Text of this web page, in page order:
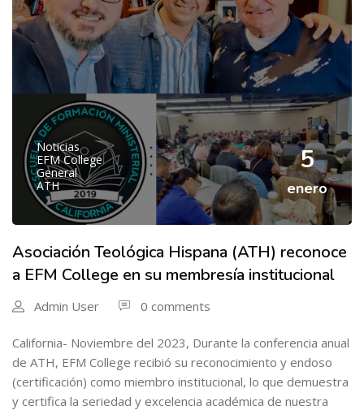
Noticias
EFM College
General
ATH
5
enero
Asociación Teológica Hispana (ATH) reconoce
a EFM College en su membresía institucional
Admin User 0 comments
California- Noviembre del 2023, Durante la conferencia anual
de ATH, EFM College recibió su reconocimiento y endoso
(certificación) como miembro institucional, lo que demuestra
y certifica la seriedad y excelencia académica de nuestra